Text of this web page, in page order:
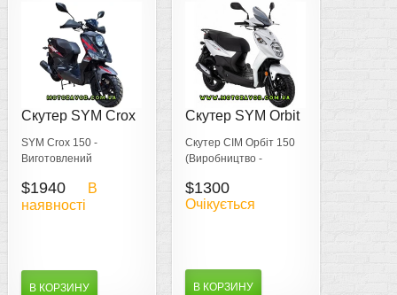
Скутер SYM Crox
150
SYM Crox 150 -
Виготовлений
Motor Co.,
співвласником Hyundai,
$1940
В
наявності
В КОРЗИНУ
Скутер SYM Orbit
150 new (Тайвань)
Скутер СІМ Орбіт 150
(Виробництво -
стандарту EURO 4
$1300
Очікується
В КОРЗИНУ